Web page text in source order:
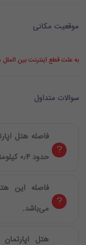
موقعیت مکانی
به علت قطع اینترنت بین
سوالات متداول
فاصله هتل
حدود ۰٫۴ کیلومتر است و تنها چند دقیقه پیاده روی فاصله دارد.
می‌باشد.